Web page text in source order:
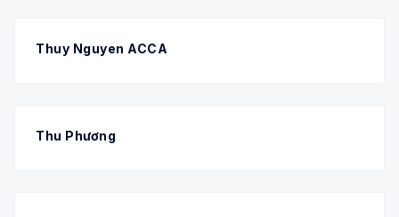
Thuy Nguyen ACCA
Thu Phương